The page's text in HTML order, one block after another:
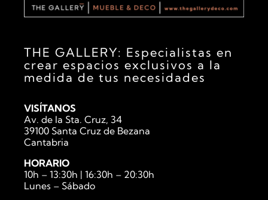
THE GALLERY: Especialistas en
crear espacios exclusivos a la
medida de tus necesidades
VISÍTANOS
Av. de la Sta. Cruz, 34
39100 Santa Cruz de Bezana
Cantabria
HORARIO
10h – 13:30h | 16:30h – 20:30h
Lunes – Sábado